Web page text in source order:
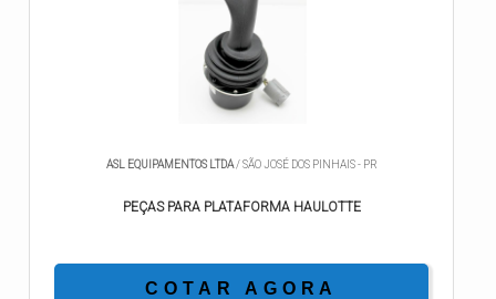
ASL EQUIPAMENTOS LTDA/ SÃO JOSÉ DOS PINHAIS - PR
PEÇAS PARA PLATAFORMA HAULOTTE
COTAR AGORA